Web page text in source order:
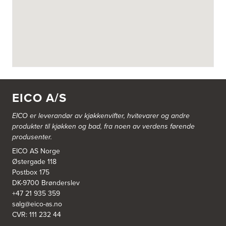
Aurland Elektriske AS
Odden 10 A
Tel.:57-633463
Bekkestua kjøkkenstudio as
Gamle Ringeriksvei 32
1357 Bekkestua
Tel.:99228877
Bergen Kjøkkensenter A/S
Hellevegen 228
5039 Bergen
Tel.:55-395060
EICO A/S
EICO er leverandør av kjøkkenvifter, hvitevarer og andre
produkter til kjøkken og bad, fra noen av verdens førende
produsenter.
EICO AS Norge
Østergade 118
Postbox 175
DK-9700 Brønderslev
+47 21 935 359
salg@eico-as.no
CVR: 111 232 44